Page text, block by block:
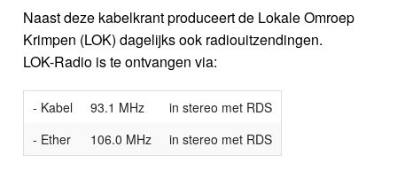
Naast deze kabelkrant produceert de Lokale Omroep
Krimpen (LOK) dagelijks ook radiouitzendingen.
LOK-Radio is te ontvangen via:
- Kabel 93.1 MHz
in stereo met RDS
- Ether
106.0 MHz in stereo met RDS